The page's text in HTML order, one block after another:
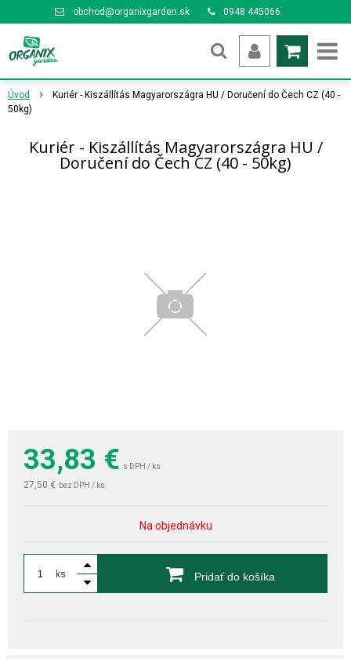
obchod@organixgarden.sk 0948 445066
Úvod
Kuriér - Kiszállítás Magyarországra HU / Doručení do Čech CZ (40 -
50kg)
Kuriér - Kiszállítás Magyarországra HU /
Doručení do Čech CZ (40 - 50kg)
33,83 € s DPH / ks
27,50 € bez DPH / ks
Na objednávku
ks Pridať do košíka